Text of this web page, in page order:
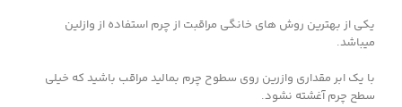
یکی از بهترین روش های خانگی مراقبت از چرم استفاده از وازلین
میباشد.
با یک ابر مقداری وازرین روی سطوح چرم بمالید مراقب باشید که خیلی
سطح چرم آغشته نشود.